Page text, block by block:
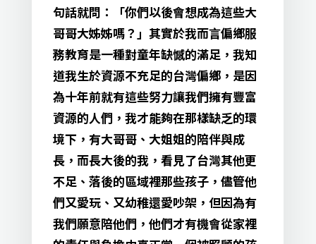
句話就問：「你們以後會想成為這些大
哥哥大姊姊嗎？」其實於我而言偏鄉服
務教育是一種對童年缺憾的滿足，我知
道我生於資源不充足的台灣偏鄉，是因
為十年前就有這些努力讓我們擁有豐富
資源的人們，我才能夠在那樣缺乏的環
境下，有大哥哥、大姐姐的陪伴與成
長，而長大後的我，看見了台灣其他更
不足、落後的區域裡那些孩子，儘管他
們又愛玩、又幼稚還愛吵架，但因為有
我們願意陪他們，他們才有機會從家裡